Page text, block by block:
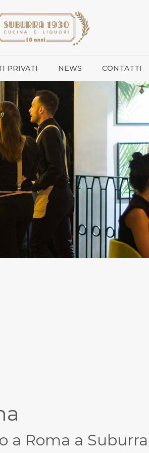
PRIVATI NEWS CONTATTI
a Roma a